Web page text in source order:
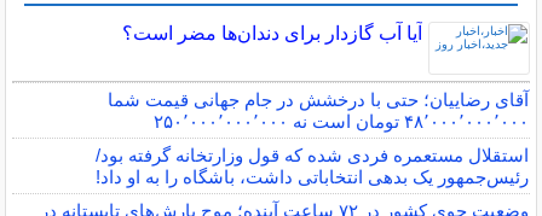
آیا آب گازدار برای دندان‌ها مضر است؟
آقای رضاییان؛ حتی با درخشش در جام جهانی قیمت شما
۴۸٬۰۰۰٬۰۰۰٬۰۰۰ تومان است نه ۲۵۰٬۰۰۰٬۰۰۰٬۰۰۰
استقلال مستعمره فردی شده که قول وزارتخانه گرفته بود/
رئیس‌جمهور یک بدهی انتخاباتی داشت، باشگاه را به او داد!
وضعیت جوی کشور در ۷۲ ساعت آینده؛ موج بارش‌های تابستانه در